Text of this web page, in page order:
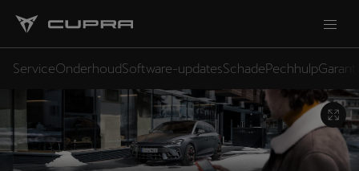
ServiceOnderhoudSoftware-updatesSchadePechhulp